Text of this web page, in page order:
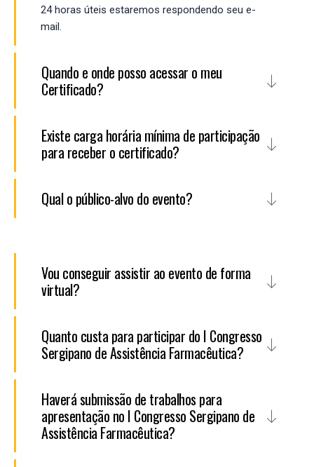
24 horas úteis estaremos respondendo seu e-
mail.
Quando e onde posso acessar o meu
Certificado?
Existe carga horária mínima de participação
para receber o certificado?
Qual o público-alvo do evento?
Vou conseguir assistir ao evento de forma
virtual?
Quanto custa para participar do I Congresso
Sergipano de Assistência Farmacêutica?
Haverá submissão de trabalhos para
apresentação no I Congresso Sergipano de
Assistência Farmacêutica?